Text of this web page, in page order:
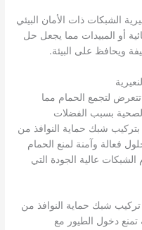
الشبكات ذات الأمان البيئي
أو المبيدات مما يجعل حل
ويحافظ على البيئة.
لتجمع الحمام مما
بسبب الفضلات
بتركيب شبك حماية النوافذ من
فعالة وآمنة لمنع الحمام
عالية الجودة التي
شبك حماية النوافذ من
تمنع دخول الطيور مع